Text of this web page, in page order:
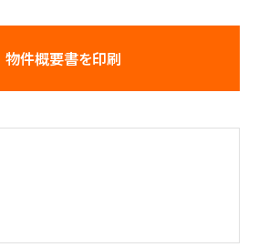
物件概要書を印刷